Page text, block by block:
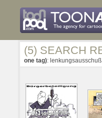
(5) SEARCH
one tag): lenkungsausschuß